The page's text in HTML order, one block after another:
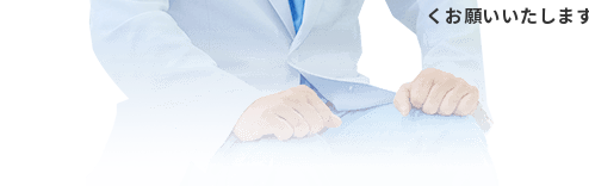
くお願いいたします